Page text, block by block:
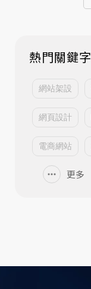
熱門關鍵字
網站架設
網頁設計
電商網站
更多